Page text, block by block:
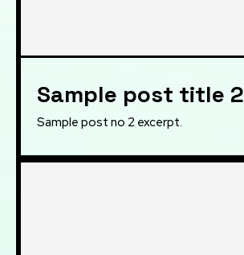
Sample post title 2
Sample post no 2 excerpt.